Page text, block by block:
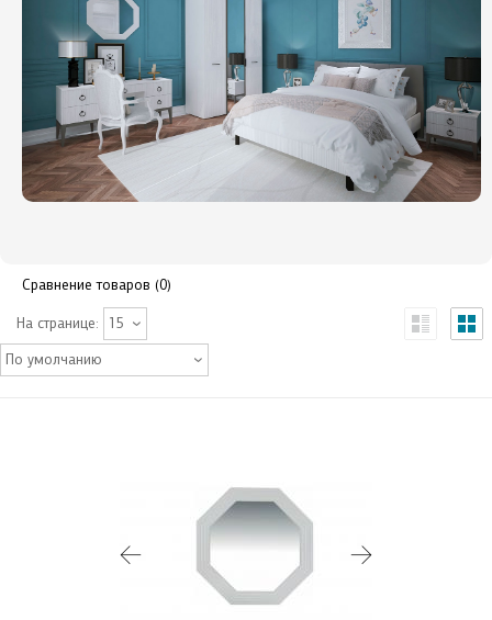
Сравнение товаров (0)
На странице: 15
По умолчанию